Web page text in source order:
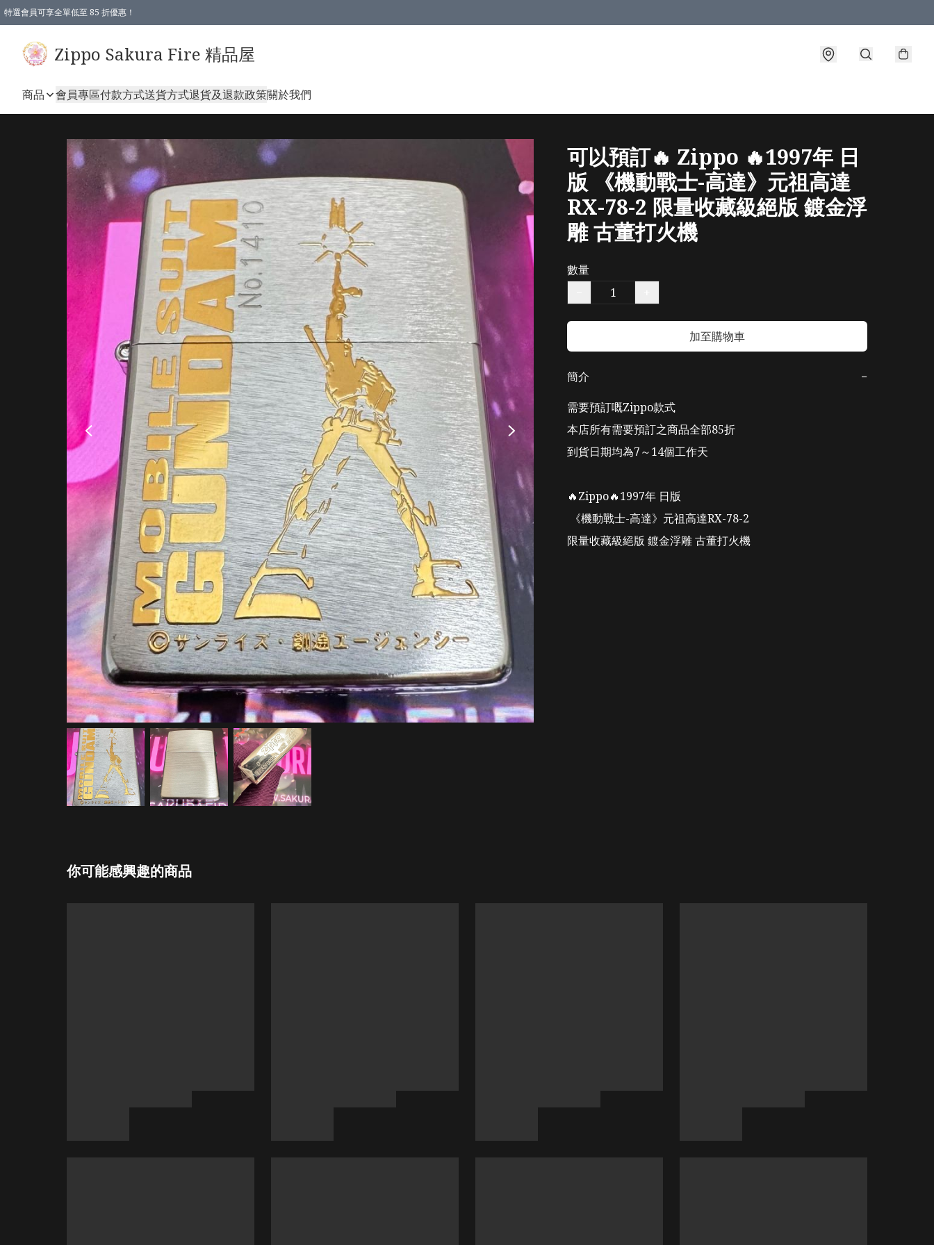
特選會員可享全單低至 85 折優惠！
Zippo Sakura Fire 精品屋
商品 會員專區付款方式送貨方式退貨及退款政策關於我們
可以預訂🔥 Zippo 🔥1997年 日
版 《機動戰士-高達》元祖高達
RX-78-2 限量收藏級絕版 鍍金浮
雕 古董打火機
數量
加至購物車
簡介
−
需要預訂嘅Zippo款式
本店所有需要預訂之商品全部85折
到貨日期均為7～14個工作天
🔥Zippo🔥1997年 日版
限量收藏級絕版 鍍金浮雕 古董打火機
你可能感興趣的商品